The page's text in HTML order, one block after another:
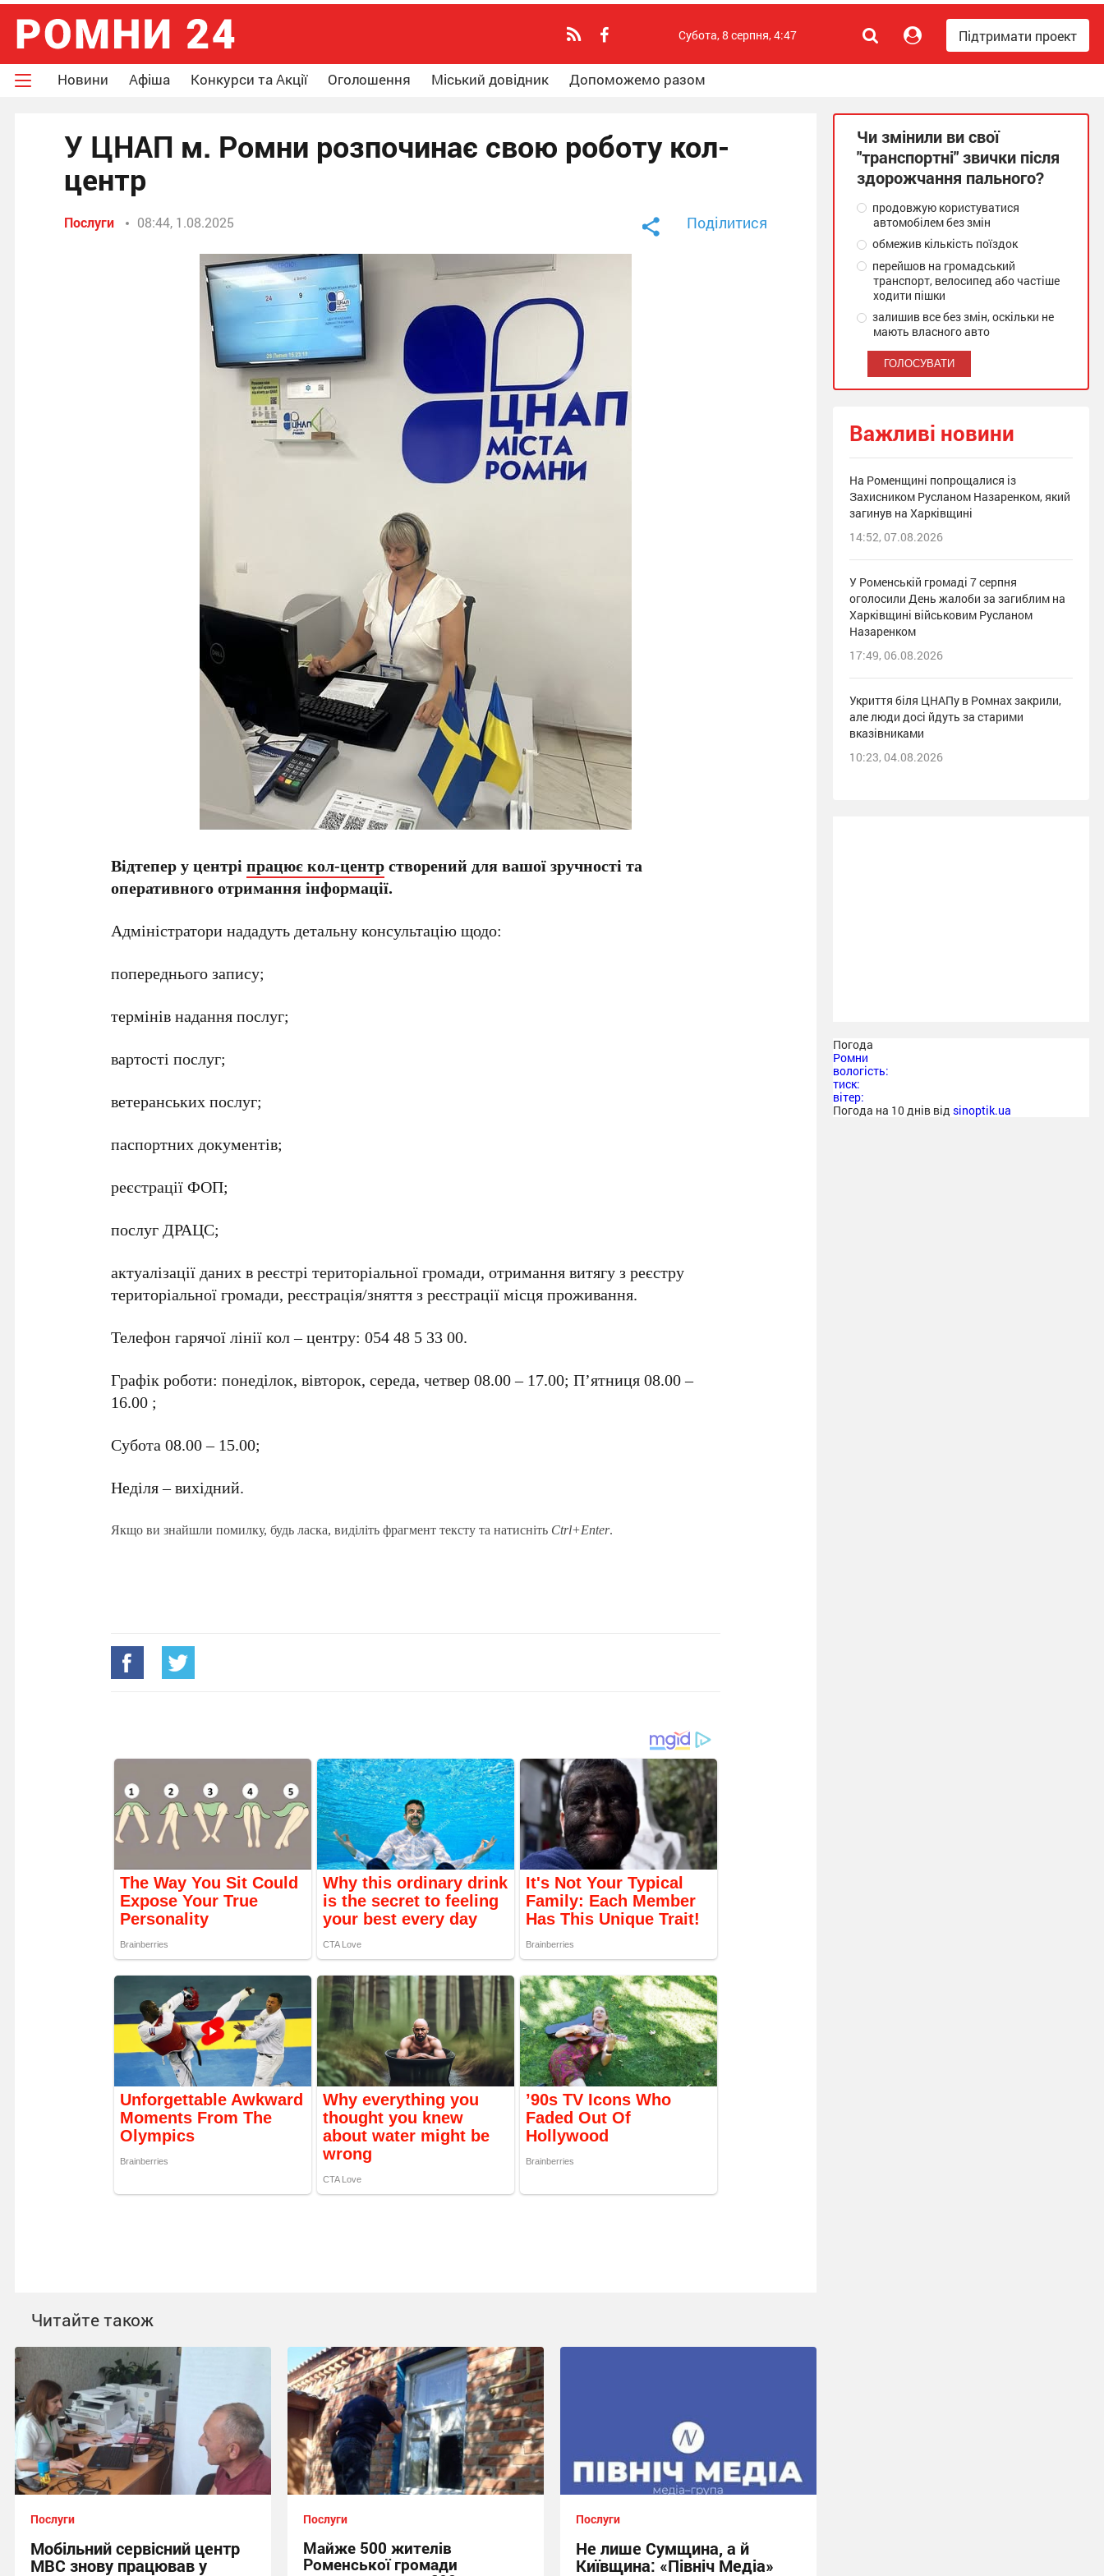
Підтримати проект
Субота, 8 серпня, 4:47
Новини Афіша Конкурси та Акції Оголошення Міський довідник Допоможемо разом
У ЦНАП м. Ромни розпочинає свою роботу кол-
центр
Послуги 08:44, 1.08.2025 Поділитися
Відтепер у центріпрацює кол-центрстворений для вашої зручності та
оперативного отримання інформації.
Адміністратори нададуть детальну консультацію щодо:
попереднього запису;
термінів надання послуг;
вартості послуг;
ветеранських послуг;
паспортних документів;
реєстрації ФОП;
послуг ДРАЦС;
актуалізації даних в реєстрі територіальної громади, отримання витягу з реєстру
територіальної громади, реєстрація/зняття з реєстрації місця проживання.
Телефон гарячої лінії кол – центру: 054 48 5 33 00.
Графік роботи: понеділок, вівторок, середа, четвер 08.00 – 17.00; П’ятниця 08.00 –
16.00 ;
Субота 08.00 – 15.00;
Неділя – вихідний.
Якщо ви знайшли помилку, будь ласка, виділіть фрагмент тексту та натисніть Ctrl+Enter.
Читайте також
Послуги
Мобільний сервісний центр
МВС знову працював у
Послуги
Майже 500 жителів
Роменської громади
Послуги
Не лише Сумщина, а й
Київщина: «Північ Медіа»
Чи змінили ви свої
"транспортні" звички після
здорожчання пального?
продовжую користуватися
автомобілем без змін
обмежив кількість поїздок
перейшов на громадський
транспорт, велосипед або частіше
ходити пішки
залишив все без змін, оскільки не
мають власного авто
Важливі новини
На Роменщині попрощалися із
Захисником Русланом Назаренком, який
загинув на Харківщині
14:52, 07.08.2026
У Роменській громаді 7 серпня
оголосили День жалоби за загиблим на
Харківщині військовим Русланом
Назаренком
17:49, 06.08.2026
Укриття біля ЦНАПу в Ромнах закрили,
але люди досі йдуть за старими
вказівниками
10:23, 04.08.2026
Погода
Ромни
вологість:
тиск:
вітер:
Погода на 10 днів від sinoptik.ua